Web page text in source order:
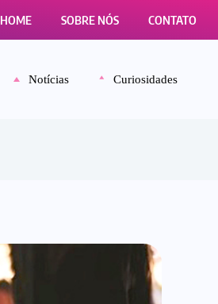
HOME SOBRE NÓS CONTATO
Notícias Curiosidades